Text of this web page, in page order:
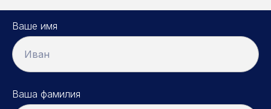
Ваше имя
Иван
Ваша фамилия